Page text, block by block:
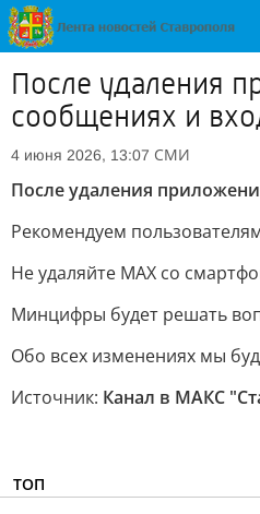
После удаления
сообщениях и
4 июня 2026, 13:07 СМИ
После удаления
Рекомендуем
Не удаляйте MAX со
Минцифры будет решать
Обо всех изменениях мы
Источник: Канал в МАКС
ТОП